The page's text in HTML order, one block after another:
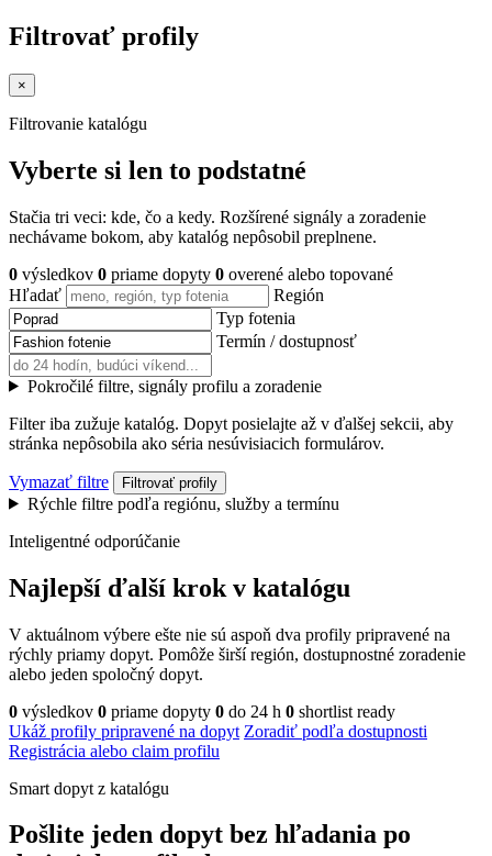
Filtrovať profily
×
Filtrovanie katalógu
Vyberte si len to podstatné
Stačia tri veci: kde, čo a kedy. Rozšírené signály a zoradenie
nechávame bokom, aby katalóg nepôsobil preplnene.
0 výsledkov 0 priame dopyty 0 overené alebo topované
Hľadať
Región
Typ fotenia
Termín / dostupnosť
Pokročilé filtre, signály profilu a zoradenie
Filter iba zužuje katalóg. Dopyt posielajte až v ďalšej sekcii, aby
stránka nepôsobila ako séria nesúvisiacich formulárov.
Vymazať filtre Filtrovať profily
Rýchle filtre podľa regiónu, služby a termínu
Inteligentné odporúčanie
Najlepší ďalší krok v katalógu
V aktuálnom výbere ešte nie sú aspoň dva profily pripravené na
rýchly priamy dopyt. Pomôže širší región, dostupnostné zoradenie
alebo jeden spoločný dopyt.
0 výsledkov 0 priame dopyty 0 do 24 h 0 shortlist ready
Ukáž profily pripravené na dopyt Zoradiť podľa dostupnosti
Registrácia alebo claim profilu
Smart dopyt z katalógu
Pošlite jeden dopyt bez hľadania po